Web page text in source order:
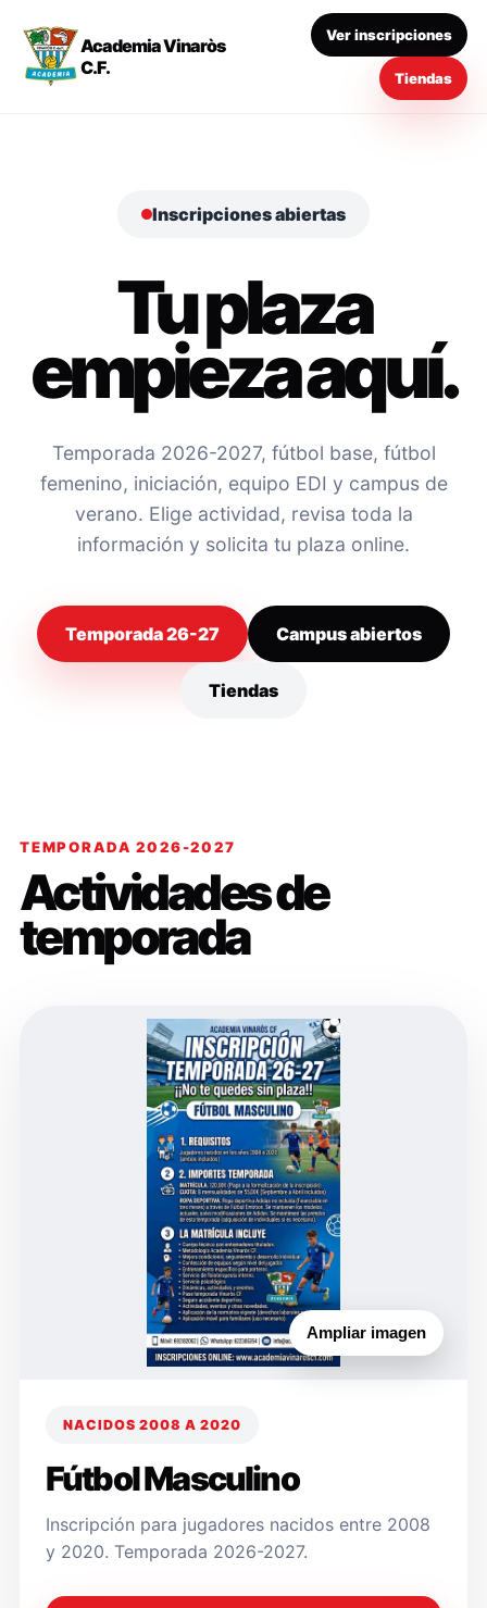
Academia Vinaròs
C.F.
Ver inscripciones
Tiendas
Inscripciones abiertas
Tu plaza
empieza aquí.
Temporada 2026-2027, fútbol base, fútbol
femenino, iniciación, equipo EDI y campus de
verano. Elige actividad, revisa toda la
información y solicita tu plaza online.
Temporada 26-27 Campus abiertos
Tiendas
TEMPORADA 2026-2027
Actividades de
temporada
Ampliar imagen
NACIDOS 2008 A 2020
Fútbol Masculino
Inscripción para jugadores nacidos entre 2008
y 2020. Temporada 2026-2027.